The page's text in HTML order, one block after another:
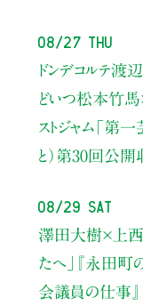
08/27 Thu
ドンデコルテ渡
どいつ松本竹馬
ストジャム「第一
と） 第30回公開
08/29 Sat
澤田大樹×上
たへ」
『永田町
会議員の仕事』